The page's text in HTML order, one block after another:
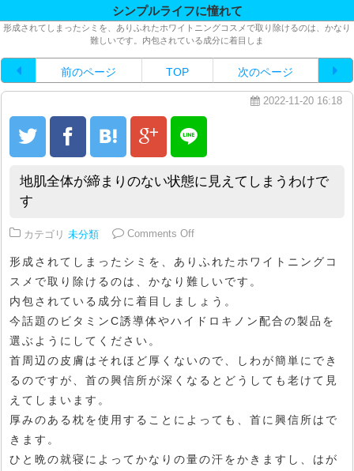
シンプルライフに憧れて
形成されてしまったシミを、ありふれたホワイトニングコスメで取り除けるのは、かなり
難しいです。内包されている成分に着目しま
前のページ TOP 次のページ
2022-11-20 16:18
地肌全体が締まりのない状態に見えてしまうわけで
す
カテゴリ 未分類 Comments Offon 地肌全体が締まりのない状態
形成されてしまったシミを、ありふれたホワイトニングコ
スメで取り除けるのは、かなり難しいです。
内包されている成分に着目しましょう。
今話題のビタミンC誘導体やハイドロキノン配合の製品を
選ぶようにしてください。
首周辺の皮膚はそれほど厚くないので、しわが簡単にでき
るのですが、首の興信所が深くなるとどうしても老けて見
えてしまいます。
厚みのある枕を使用することによっても、首に興信所はで
きます。
ひと晩の就寝によってかなりの量の汗をかきますし、はが